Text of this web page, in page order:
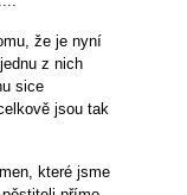
že je nyní
z nich
sice
jsou tak
které jsme